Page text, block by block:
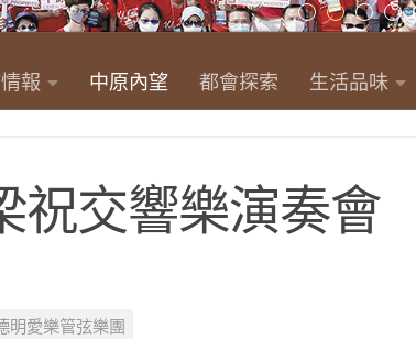
報 中原內望 都會探索 生活品味
祝交響樂演奏會
明愛樂管弦樂團